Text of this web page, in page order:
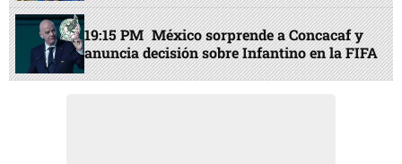
19:15 PM México sorprende a Concacaf y
anuncia decisión sobre Infantino en la FIFA